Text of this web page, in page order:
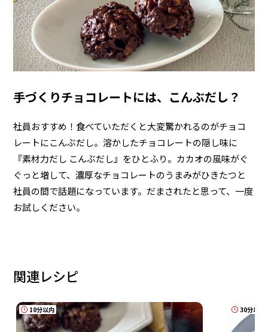
手づくりチョコレートには、こんぶだし？
社員おすすめ！食べていただくと大変驚かれるのがチョコ
レートにこんぶだし。溶かしたチョコレートの隠し味に
『素材力だし こんぶだし』をひとふり。カカオの風味がぐ
ぐっと増して、濃厚なチョコレートのうまみがひきたつと
社員の間で話題になっています。だまされたと思って、一度
お試しください。
関連レシピ
10分以内 30分以内